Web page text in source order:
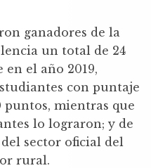
ganadores de la
un total de 24
en el año 2019,
con puntaje
puntos, mientras que
lo lograron; y de
sector oficial del
rural.